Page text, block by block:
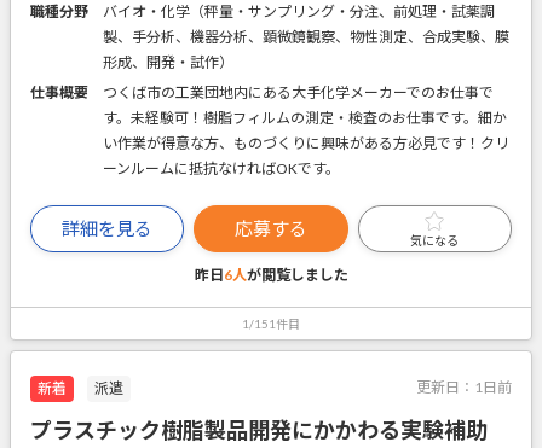
職種分野
バイオ・化学（秤量・サンプリング・分注、前処理・試薬調
製、手分析、機器分析、顕微鏡観察、物性測定、合成実験、膜
形成、開発・試作）
仕事概要
つくば市の工業団地内にある大手化学メーカーでのお仕事で
す。未経験可！樹脂フィルムの測定・検査のお仕事です。細か
い作業が得意な方、ものづくりに興味がある方必見です！クリ
ーンルームに抵抗なければOKです。
詳細を見る 応募する
気になる
昨日6人が閲覧しました
1/151件目
新着 派遣 更新日： 1日前
プラスチック樹脂製品開発にかかわる実験補助